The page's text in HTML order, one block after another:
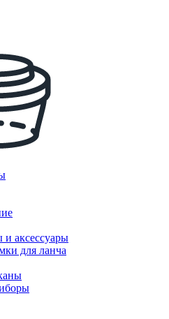
аксессуары
для ланча